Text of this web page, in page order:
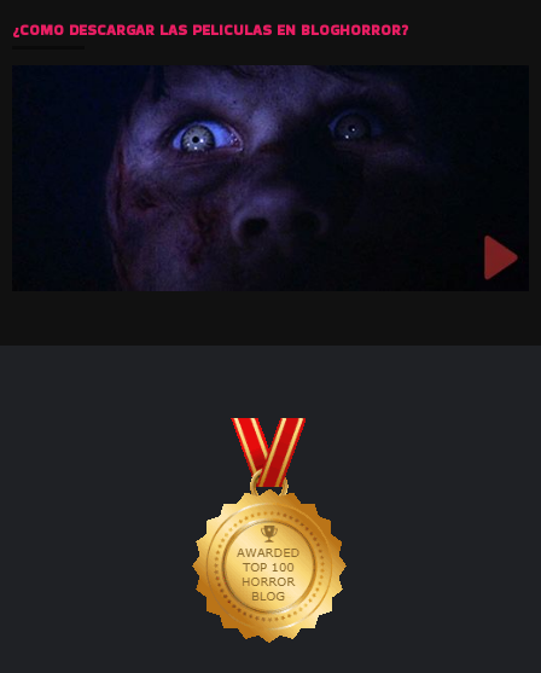
¿COMO DESCARGAR LAS PELICULAS EN BLOGHORROR?